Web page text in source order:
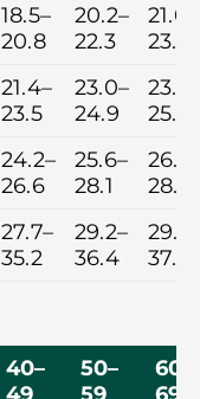
18.5–
20.8
20.2–
22.3
21.0–
23.0
21.4–
23.5
23.0–
24.9
23.6–
25.6
24.2–
26.6
25.6–
28.1
28.8
27.7–
35.2
29.2–
36.4
37.2
40–
50–
60 –